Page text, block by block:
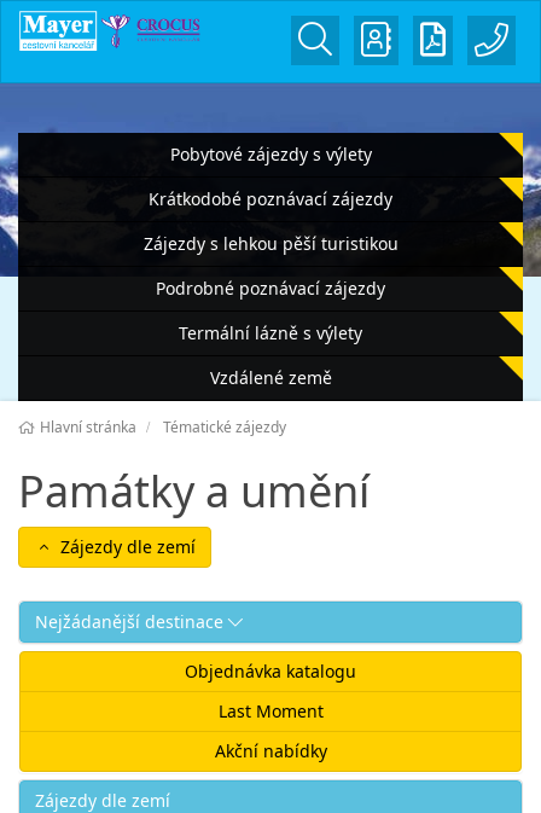
Pobytové zájezdy s výlety
Krátkodobé poznávací zájezdy
Zájezdy s lehkou pěší turistikou
Podrobné poznávací zájezdy
Termální lázně s výlety
Vzdálené země
Hlavní stránka Tématické zájezdy
Památky a umění
Zájezdy dle zemí
Nejžádanější destinace
Objednávka katalogu
Last Moment
Akční nabídky
Akce
Zájezdy dle zemí